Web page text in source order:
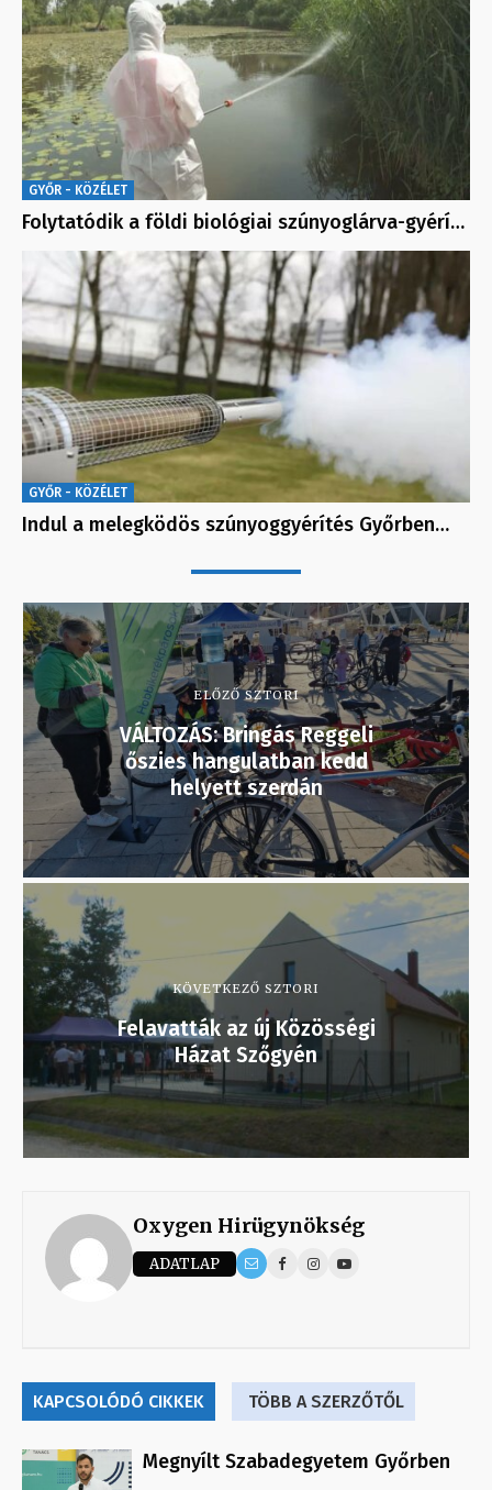
GYŐR - KÖZÉLET
Folytatódik a földi biológiai szúnyoglárva-gyérí…
GYŐR - KÖZÉLET
Indul a melegködös szúnyoggyérítés Győrben…
ELŐZŐ SZTORI
VÁLTOZÁS: Bringás Reggeli
őszies hangulatban kedd
helyett szerdán
KÖVETKEZŐ SZTORI
Felavatták az új Közösségi
Házat Szőgyén
Oxygen Hirügynökség
ADATLAP
KAPCSOLÓDÓ CIKKEK TÖBB A SZERZŐTŐL
Megnyílt Szabadegyetem Győrben